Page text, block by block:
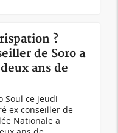
?
de Soro a
ans de
Soul ce jeudi
ex conseiller de
Nationale a